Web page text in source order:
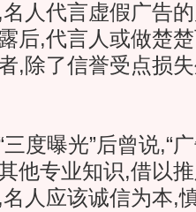
代言虚假广告的
后,代言人或做楚
,除了信誉受点损
三度曝光”后曾说,“
他专业知识,借以
人应该诚信为本,